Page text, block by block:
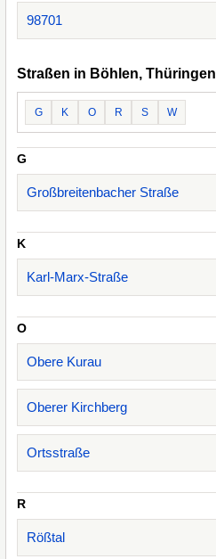
98701
Straßen in Böhlen, Thüringen
G K O R S W
G
Großbreitenbacher Straße
K
Karl-Marx-Straße
O
Obere Kurau
Oberer Kirchberg
Ortsstraße
R
Rößtal